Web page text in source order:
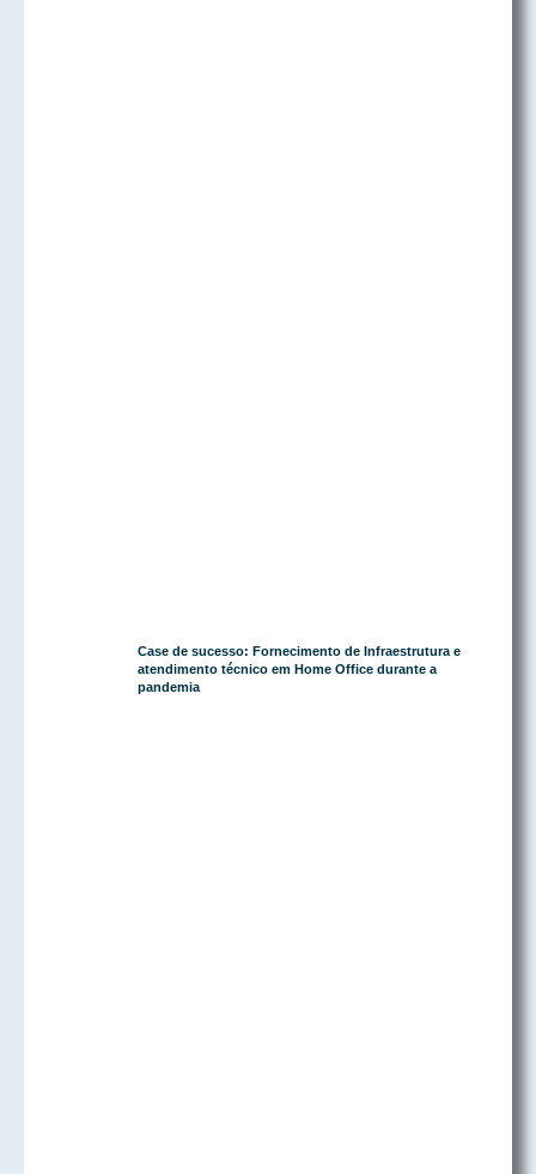
Case de sucesso: Fornecimento de Infraestrutura e
atendimento técnico em Home Office durante a
pandemia